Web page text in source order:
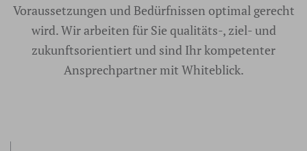
Voraussetzungen und Bedürfnissen optimal gerecht
wird. Wir arbeiten für Sie qualitäts-, ziel- und
zukunftsorientiert und sind Ihr kompetenter
Ansprechpartner mit Whiteblick.